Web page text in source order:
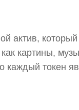
актив,
картины,
каждый токен